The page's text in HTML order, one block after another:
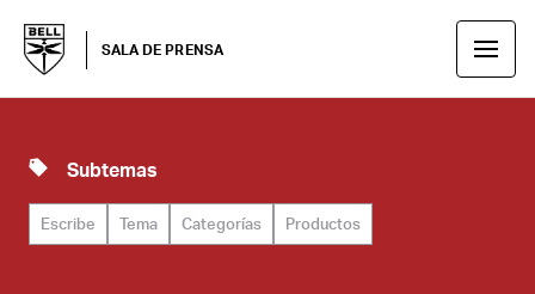
SALA DE PRENSA
Subtemas
Escribe Tema Categorías Productos